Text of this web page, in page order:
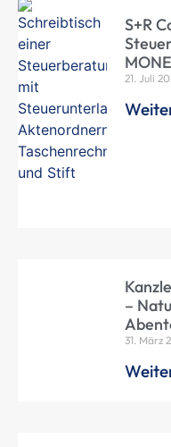
S+R
21. Juli
–
31. März